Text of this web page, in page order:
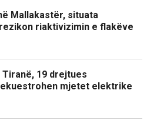
Mallakastër, situata
riaktivizimin e flakëve
19 drejtues
mjetet elektrike